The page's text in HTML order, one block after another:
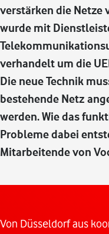
verstärken die Netze
wurde mit
verhandelt um die
Die neue Technik
bestehende Netz
werden. Wie das
Probleme dabei
Mitarbeitende von
Von Düsseldorf aus